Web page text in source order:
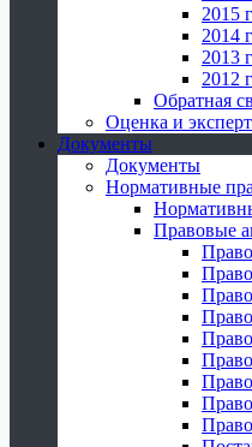
2015
2014
2013
2012
Обратная
Оценка и
Документы
Документы
Нормативные
Правовые